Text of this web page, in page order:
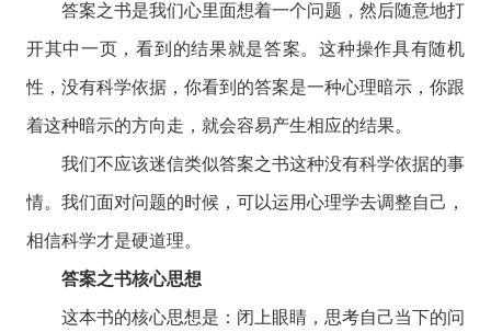
答案之书是我们心里面想着一个问题，然后随意地打
开其中一页，看到的结果就是答案。这种操作具有随机
性，没有科学依据，你看到的答案是一种心理暗示，你跟
着这种暗示的方向走，就会容易产生相应的结果。
我们不应该迷信类似答案之书这种没有科学依据的事
情。我们面对问题的时候，可以运用心理学去调整自己，
相信科学才是硬道理。
答案之书核心思想
这本书的核心思想是：闭上眼睛，思考自己当下的问